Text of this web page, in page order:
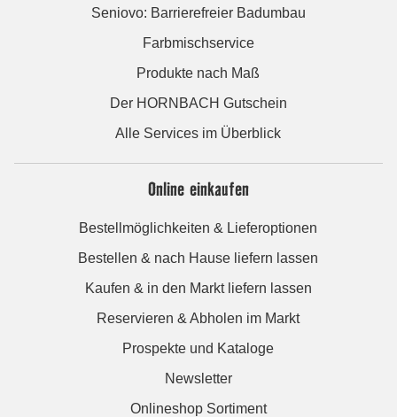
Seniovo: Barrierefreier Badumbau
Farbmischservice
Produkte nach Maß
Der HORNBACH Gutschein
Alle Services im Überblick
Online einkaufen
Bestellmöglichkeiten & Lieferoptionen
Bestellen & nach Hause liefern lassen
Kaufen & in den Markt liefern lassen
Reservieren & Abholen im Markt
Prospekte und Kataloge
Newsletter
Onlineshop Sortiment